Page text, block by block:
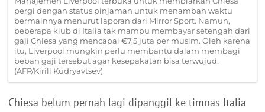
pergi dengan status pinjaman untuk menambah waktu
bermainnya menurut laporan dari Mirror Sport. Namun,
beberapa klub di Italia tak mampu membayar setengah dari
gaji Chiesa yang mencapai €7,5 juta per musim. Oleh karena
itu, Liverpool mungkin perlu membantu dalam membagi
beban gaji tersebut agar kesepakatan bisa terwujud.
(AFP/Kirill Kudryavtsev)
Chiesa belum pernah lagi dipanggil ke timnas Italia